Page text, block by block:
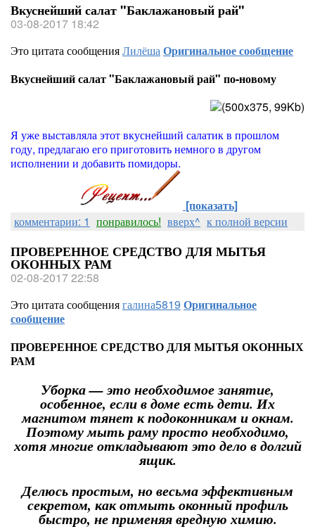
Вкуснейший салат "Баклажановый рай"
03-08-2017 18:42
Это цитата сообщенияЛилёшаОригинальное сообщение
Вкуснейший салат "Баклажановый рай" по-новому
Я уже выставляла этот вкуснейший салатик в прошлом
году, предлагаю его приготовить немного в другом
исполнении и добавить помидоры.
[показать]
комментарии: 1 понравилось! вверх^ к полной версии
ПРОВЕРЕННОЕ СРЕДСТВО ДЛЯ МЫТЬЯ
ОКОННЫХ РАМ
02-08-2017 22:58
Это цитата сообщениягалина5819 Оригинальное
сообщение
ПРОВЕРЕННОЕ СРЕДСТВО ДЛЯ МЫТЬЯ ОКОННЫХ
РАМ
Уборка — это необходимое занятие,
особенное, если в доме есть дети. Их
магнитом тянет к подоконникам и окнам.
Поэтому мыть раму просто необходимо,
хотя многие откладывают это дело в долгий
ящик.
Делюсь простым, но весьма эффективным
секретом, как отмыть оконный профиль
быстро, не применяя вредную химию.